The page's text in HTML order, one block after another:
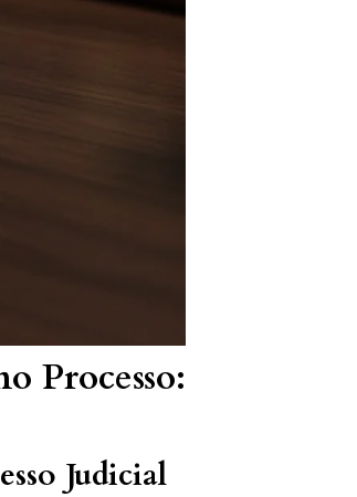
Processo:
Judicial